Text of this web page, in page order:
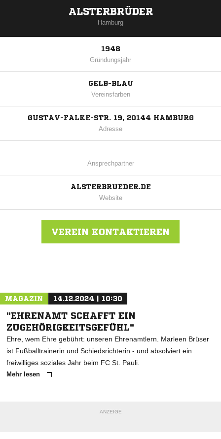
ALSTERBRÜDER
Hamburg
1948
Gründungsjahr
GELB-BLAU
Vereinsfarben
GUSTAV-FALKE-STR. 19, 20144 HAMBURG
Adresse
Ansprechpartner
ALSTERBRUEDER.DE
Website
VEREIN KONTAKTIEREN
MAGAZIN 14.12.2024 | 10:30
"EHRENAMT SCHAFFT EIN
ZUGEHÖRIGKEITSGEFÜHL"
Ehre, wem Ehre gebührt: unseren Ehrenamtlern. Marleen Brüser
ist Fußballtrainerin und Schiedsrichterin - und absolviert ein
freiwilliges soziales Jahr beim FC St. Pauli.
Mehr lesen
ANZEIGE